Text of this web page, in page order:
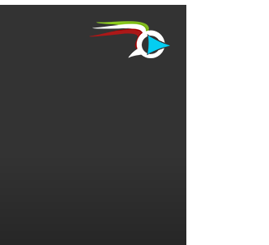
www.motahedparch.com
کانال تلگرام متحد پرچ
telegram.me/motahedparch